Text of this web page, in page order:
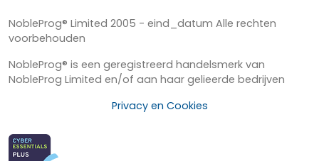
NobleProg® Limited 2005 - eind_datum Alle rechten
voorbehouden
NobleProg® is een geregistreerd handelsmerk van
NobleProg Limited en/of aan haar gelieerde bedrijven
Privacy en Cookies